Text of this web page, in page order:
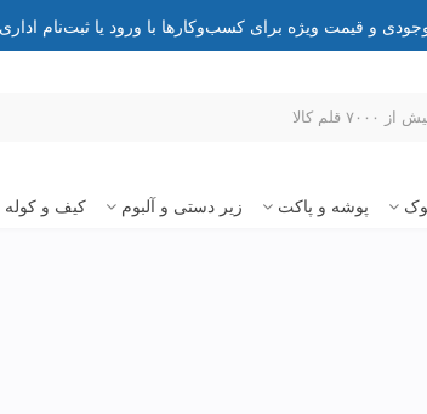
و قیمت ویژه برای کسب‌وکارها با ورود یا ثبت‌نام اداری
پوشه و پاکت زیر دستی و آلبوم کیف و